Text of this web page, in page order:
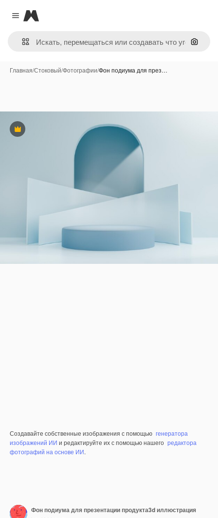
Close menu
Magnific
Поиск
Главная/Стоковый/Фотографии/Фон подиума для през…
Премиум
Создавайте собственные изображения с помощью генератора
изображений ИИ и редактируйте их с помощью нашего редактора
фотографий на основе ИИ.
Фон подиума для презентации продукта3d иллюстрация